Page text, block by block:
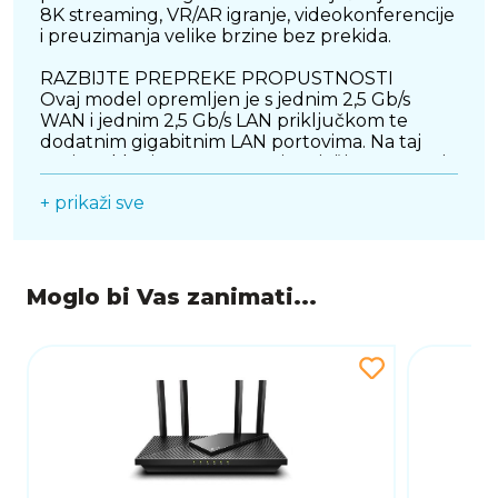
8K streaming, VR/AR igranje, videokonferencije
i preuzimanja velike brzine bez prekida.
RAZBIJTE PREPREKE PROPUSTNOSTI
Ovaj model opremljen je s jednim 2,5 Gb/s
WAN i jednim 2,5 Gb/s LAN priključkom te
dodatnim gigabitnim LAN portovima. Na taj
širokopojasnog interneta. Posebno je pogodan
ŠIRENJE POKRIVENOSTI KOJE STVARNO
RADI
kombinaciji s beamforming tehnologijom i
optimizacijama signala značajno povećavaju
domet i stabilnost mreže. To osigurava snažnu i
pouzdanu povezanost u svakoj prostoriji doma
BEZPREKIDNA MREŽA U CIJELOM
+ prikaži sve
Moglo bi Vas zanimati...